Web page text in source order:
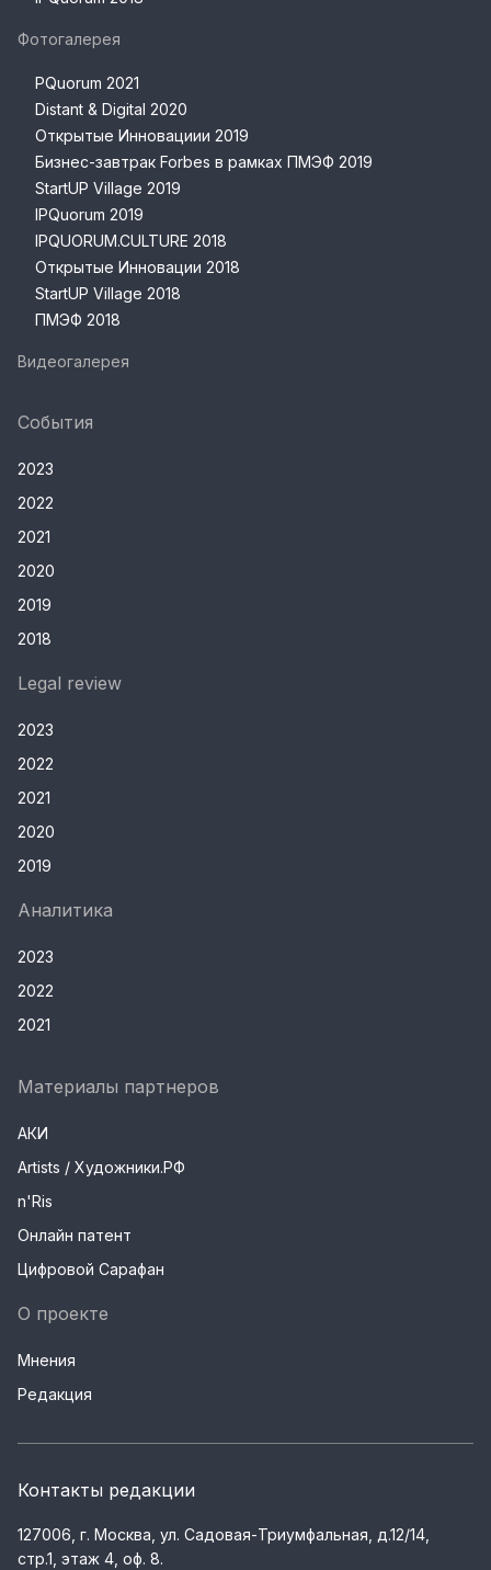
Фотогалерея
PQuorum 2021
Distant & Digital 2020
Открытые Инновациии 2019
Бизнес-завтрак Forbes в рамках ПМЭФ 2019
StartUP Village 2019
IPQuorum 2019
IPQUORUM.CULTURE 2018
Открытые Инновации 2018
StartUP Village 2018
ПМЭФ 2018
Видеогалерея
События
2023
2022
2021
2020
2019
2018
Legal review
2023
2022
2021
2020
2019
Аналитика
2023
2022
2021
Материалы партнеров
АКИ
Artists / Художники.РФ
n'Ris
Онлайн патент
Цифровой Сарафан
О проекте
Мнения
Редакция
Контакты редакции
127006, г. Москва, ул. Садовая-Триумфальная, д.12/14,
стр.1, этаж 4, оф. 8.